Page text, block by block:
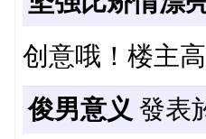
创意哦！楼主
俊男意义 發表